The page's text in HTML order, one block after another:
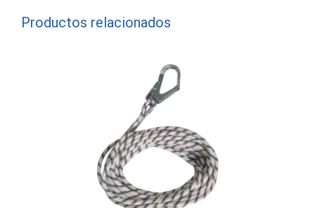
Productos relacionados